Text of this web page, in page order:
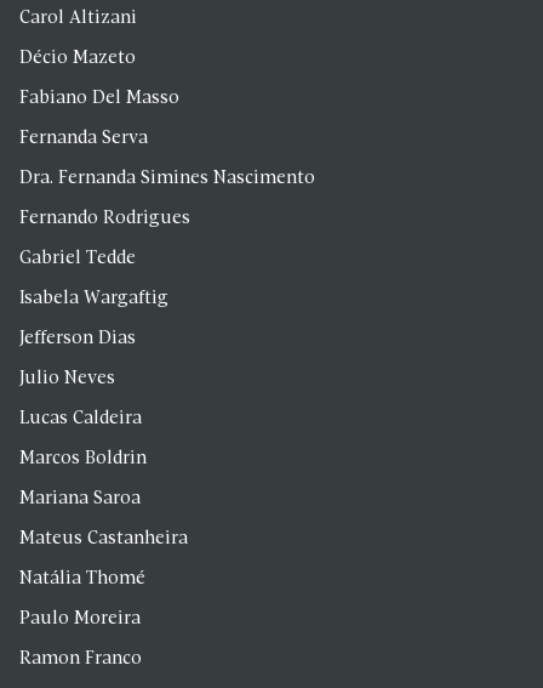
Carol Altizani
Décio Mazeto
Fabiano Del Masso
Fernanda Serva
Dra. Fernanda Simines Nascimento
Fernando Rodrigues
Gabriel Tedde
Isabela Wargaftig
Jefferson Dias
Julio Neves
Lucas Caldeira
Marcos Boldrin
Mariana Saroa
Mateus Castanheira
Natália Thomé
Paulo Moreira
Ramon Franco